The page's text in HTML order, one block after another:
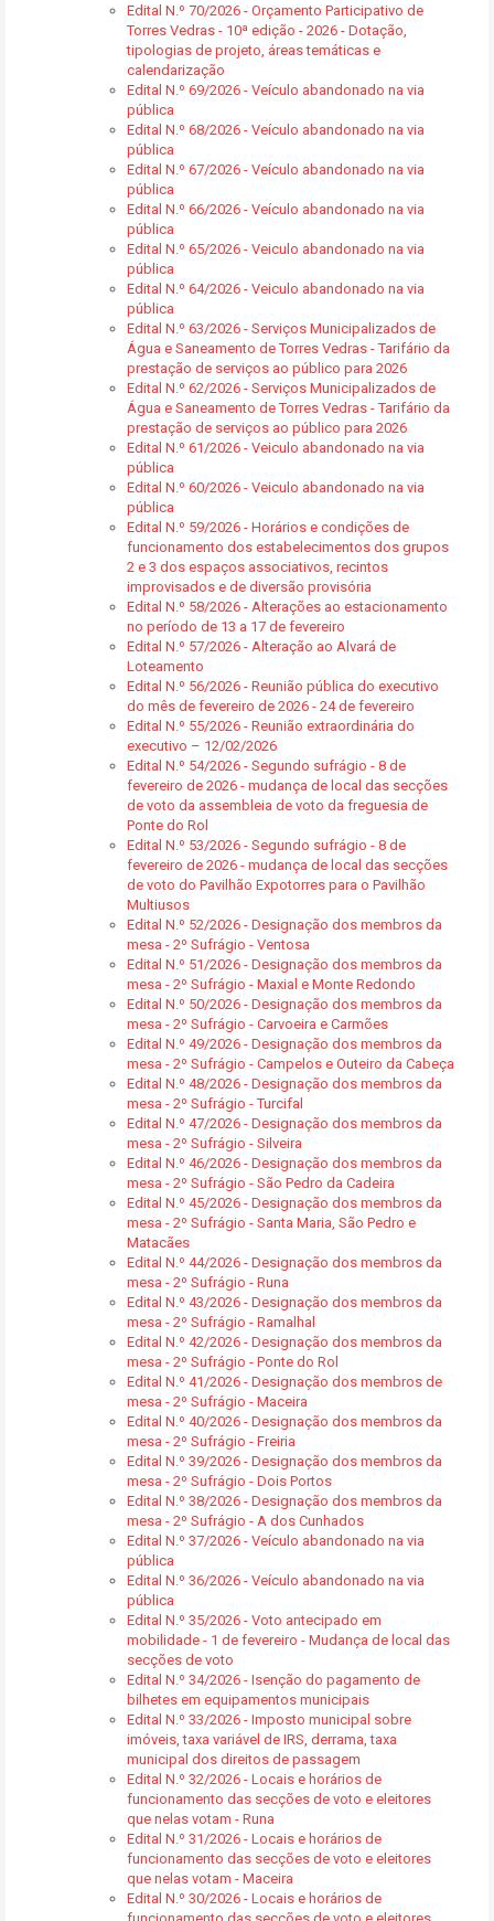
Edital N.º 70/2026 - Orçamento Participativo de
Torres Vedras - 10ª edição - 2026 - Dotação,
tipologias de projeto, áreas temáticas e
calendarização
Edital N.º 69/2026 - Veículo abandonado na via
pública
Edital N.º 68/2026 - Veículo abandonado na via
pública
Edital N.º 67/2026 - Veículo abandonado na via
pública
Edital N.º 66/2026 - Veículo abandonado na via
pública
Edital N.º 65/2026 - Veiculo abandonado na via
pública
Edital N.º 64/2026 - Veiculo abandonado na via
pública
Edital N.º 63/2026 - Serviços Municipalizados de
Água e Saneamento de Torres Vedras - Tarifário da
prestação de serviços ao público para 2026
Edital N.º 62/2026 - Serviços Municipalizados de
Água e Saneamento de Torres Vedras - Tarifário da
prestação de serviços ao público para 2026
Edital N.º 61/2026 - Veiculo abandonado na via
pública
Edital N.º 60/2026 - Veiculo abandonado na via
pública
Edital N.º 59/2026 - Horários e condições de
funcionamento dos estabelecimentos dos grupos
2 e 3 dos espaços associativos, recintos
improvisados e de diversão provisória
Edital N.º 58/2026 - Alterações ao estacionamento
no período de 13 a 17 de fevereiro
Edital N.º 57/2026 - Alteração ao Alvará de
Loteamento
Edital N.º 56/2026 - Reunião pública do executivo
do mês de fevereiro de 2026 - 24 de fevereiro
Edital N.º 55/2026 - Reunião extraordinária do
executivo – 12/02/2026
Edital N.º 54/2026 - Segundo sufrágio - 8 de
fevereiro de 2026 - mudança de local das secções
de voto da assembleia de voto da freguesia de
Ponte do Rol
Edital N.º 53/2026 - Segundo sufrágio - 8 de
fevereiro de 2026 - mudança de local das secções
de voto do Pavilhão Expotorres para o Pavilhão
Multiusos
Edital N.º 52/2026 - Designação dos membros da
mesa - 2º Sufrágio - Ventosa
Edital N.º 51/2026 - Designação dos membros da
mesa - 2º Sufrágio - Maxial e Monte Redondo
Edital N.º 50/2026 - Designação dos membros da
mesa - 2º Sufrágio - Carvoeira e Carmões
Edital N.º 49/2026 - Designação dos membros da
mesa - 2º Sufrágio - Campelos e Outeiro da Cabeça
Edital N.º 48/2026 - Designação dos membros da
mesa - 2º Sufrágio - Turcifal
Edital N.º 47/2026 - Designação dos membros da
mesa - 2º Sufrágio - Silveira
Edital N.º 46/2026 - Designação dos membros da
mesa - 2º Sufrágio - São Pedro da Cadeira
Edital N.º 45/2026 - Designação dos membros da
mesa - 2º Sufrágio - Santa Maria, São Pedro e
Matacães
Edital N.º 44/2026 - Designação dos membros da
mesa - 2º Sufrágio - Runa
Edital N.º 43/2026 - Designação dos membros da
mesa - 2º Sufrágio - Ramalhal
Edital N.º 42/2026 - Designação dos membros da
mesa - 2º Sufrágio - Ponte do Rol
Edital N.º 41/2026 - Designação dos membros de
mesa - 2º Sufrágio - Maceira
Edital N.º 40/2026 - Designação dos membros da
mesa - 2º Sufrágio - Freiria
Edital N.º 39/2026 - Designação dos membros da
mesa - 2º Sufrágio - Dois Portos
Edital N.º 38/2026 - Designação dos membros da
mesa - 2º Sufrágio - A dos Cunhados
Edital N.º 37/2026 - Veículo abandonado na via
pública
Edital N.º 36/2026 - Veículo abandonado na via
pública
Edital N.º 35/2026 - Voto antecipado em
mobilidade - 1 de fevereiro - Mudança de local das
secções de voto
Edital N.º 34/2026 - Isenção do pagamento de
bilhetes em equipamentos municipais
Edital N.º 33/2026 - Imposto municipal sobre
imóveis, taxa variável de IRS, derrama, taxa
municipal dos direitos de passagem
Edital N.º 32/2026 - Locais e horários de
funcionamento das secções de voto e eleitores
que nelas votam - Runa
Edital N.º 31/2026 - Locais e horários de
funcionamento das secções de voto e eleitores
que nelas votam - Maceira
Edital N.º 30/2026 - Locais e horários de